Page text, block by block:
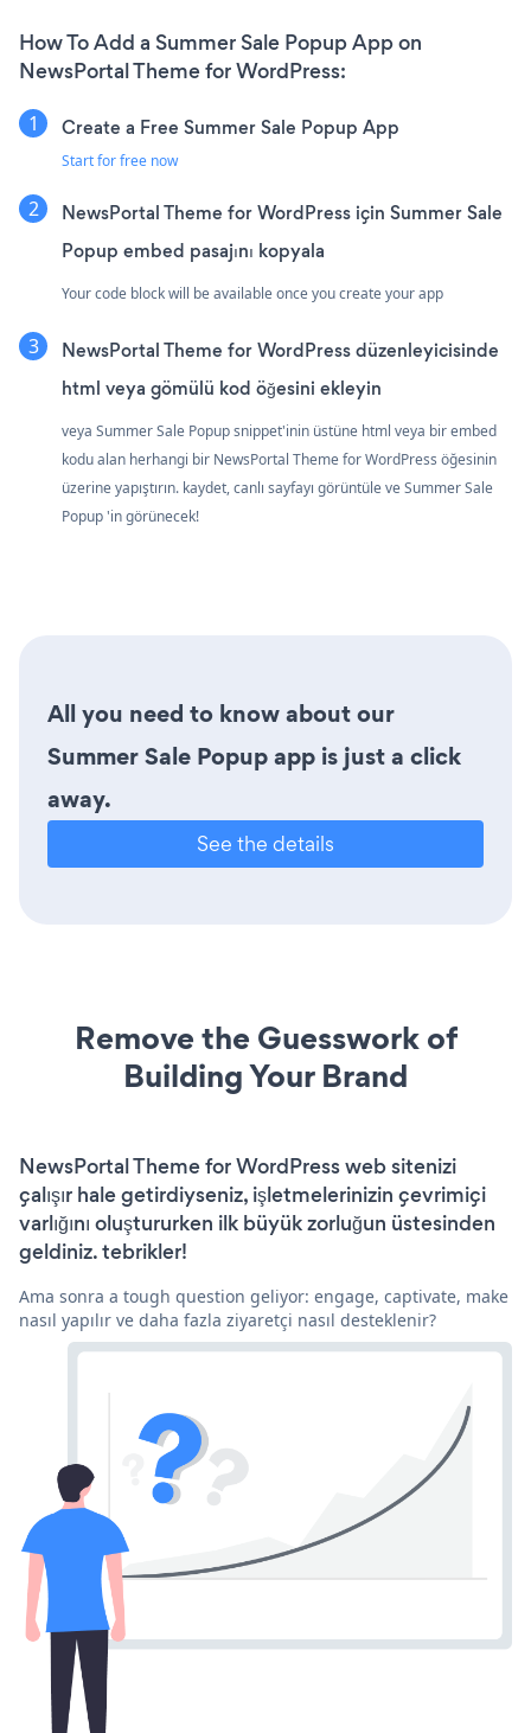
How To Add a Summer Sale Popup App on
NewsPortal Theme for WordPress:
Create a Free Summer Sale Popup App
Start for free now
NewsPortal Theme for WordPress için Summer Sale
Popup embed pasajını kopyala
Your code block will be available once you create your app
NewsPortal Theme for WordPress düzenleyicisinde
html veya gömülü kod öğesini ekleyin
veya Summer Sale Popup snippet'inin üstüne html veya bir embed
kodu alan herhangi bir NewsPortal Theme for WordPress öğesinin
üzerine yapıştırın. kaydet, canlı sayfayı görüntüle ve Summer Sale
Popup 'in görünecek!
All you need to know about our
Summer Sale Popup app is just a click
away.
See the details
Remove the Guesswork of
Building Your Brand
NewsPortal Theme for WordPress web sitenizi
çalışır hale getirdiyseniz, işletmelerinizin çevrimiçi
varlığını oluştururken ilk büyük zorluğun üstesinden
geldiniz. tebrikler!
Ama sonra a tough question geliyor: engage, captivate, make
nasıl yapılır ve daha fazla ziyaretçi nasıl desteklenir?